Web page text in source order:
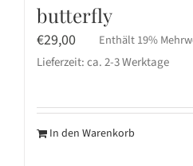
butterfly
€29,00 Enthält 19%
Lieferzeit: ca. 2-3 Werktage
In den Warenkorb